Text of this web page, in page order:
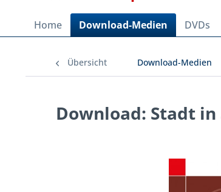
Home Download-Medien DVDs
Übersicht Download-Medien
Download: Stadt